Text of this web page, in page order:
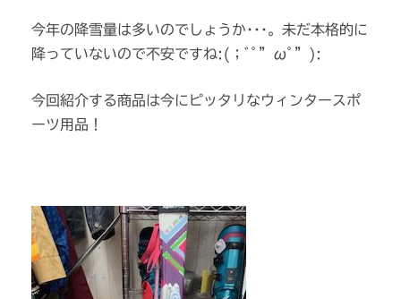
今年の降雪量は多いのでしょうか･･･。未だ本格的に
降っていないので不安ですね:(；ﾞﾟ”ωﾟ”):
今回紹介する商品は今にピッタリなウィンタースポ
ーツ用品！